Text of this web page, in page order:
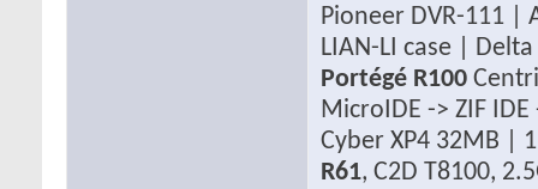
Pioneer DVR-111 |
LIAN-LI case |
Portégé R100
MicroIDE -> ZIF
Cyber XP4 32MB |
R61, C2D T8100,